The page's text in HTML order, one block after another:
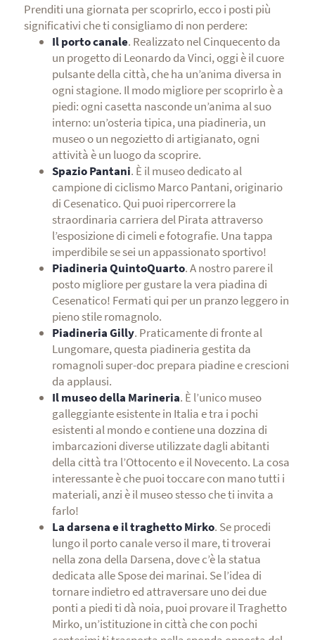
Prenditi una giornata per scoprirlo, ecco i posti più
significativi che ti consigliamo di non perdere:
Il porto canale. Realizzato nel Cinquecento da
un progetto di Leonardo da Vinci, oggi è il cuore
pulsante della città, che ha un’anima diversa in
ogni stagione. Il modo migliore per scoprirlo è a
piedi: ogni casetta nasconde un’anima al suo
interno: un’osteria tipica, una piadineria, un
museo o un negozietto di artigianato, ogni
attività è un luogo da scoprire.
Spazio Pantani. È il museo dedicato al
campione di ciclismo Marco Pantani, originario
di Cesenatico. Qui puoi ripercorrere la
straordinaria carriera del Pirata attraverso
l’esposizione di cimeli e fotografie. Una tappa
imperdibile se sei un appassionato sportivo!
Piadineria QuintoQuarto. A nostro parere il
posto migliore per gustare la vera piadina di
Cesenatico! Fermati qui per un pranzo leggero in
pieno stile romagnolo.
Piadineria Gilly. Praticamente di fronte al
Lungomare, questa piadineria gestita da
romagnoli super-doc prepara piadine e crescioni
da applausi.
Il museo della Marineria. È l’unico museo
galleggiante esistente in Italia e tra i pochi
esistenti al mondo e contiene una dozzina di
imbarcazioni diverse utilizzate dagli abitanti
della città tra l’Ottocento e il Novecento. La cosa
interessante è che puoi toccare con mano tutti i
materiali, anzi è il museo stesso che ti invita a
farlo!
La darsena e il traghetto Mirko. Se procedi
lungo il porto canale verso il mare, ti troverai
nella zona della Darsena, dove c’è la statua
dedicata alle Spose dei marinai. Se l’idea di
tornare indietro ed attraversare uno dei due
ponti a piedi ti dà noia, puoi provare il Traghetto
Mirko, un’istituzione in città che con pochi